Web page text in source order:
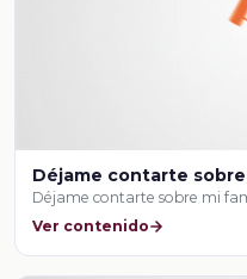
Déjame contarte
Déjame contarte sobre mi
Ver contenido